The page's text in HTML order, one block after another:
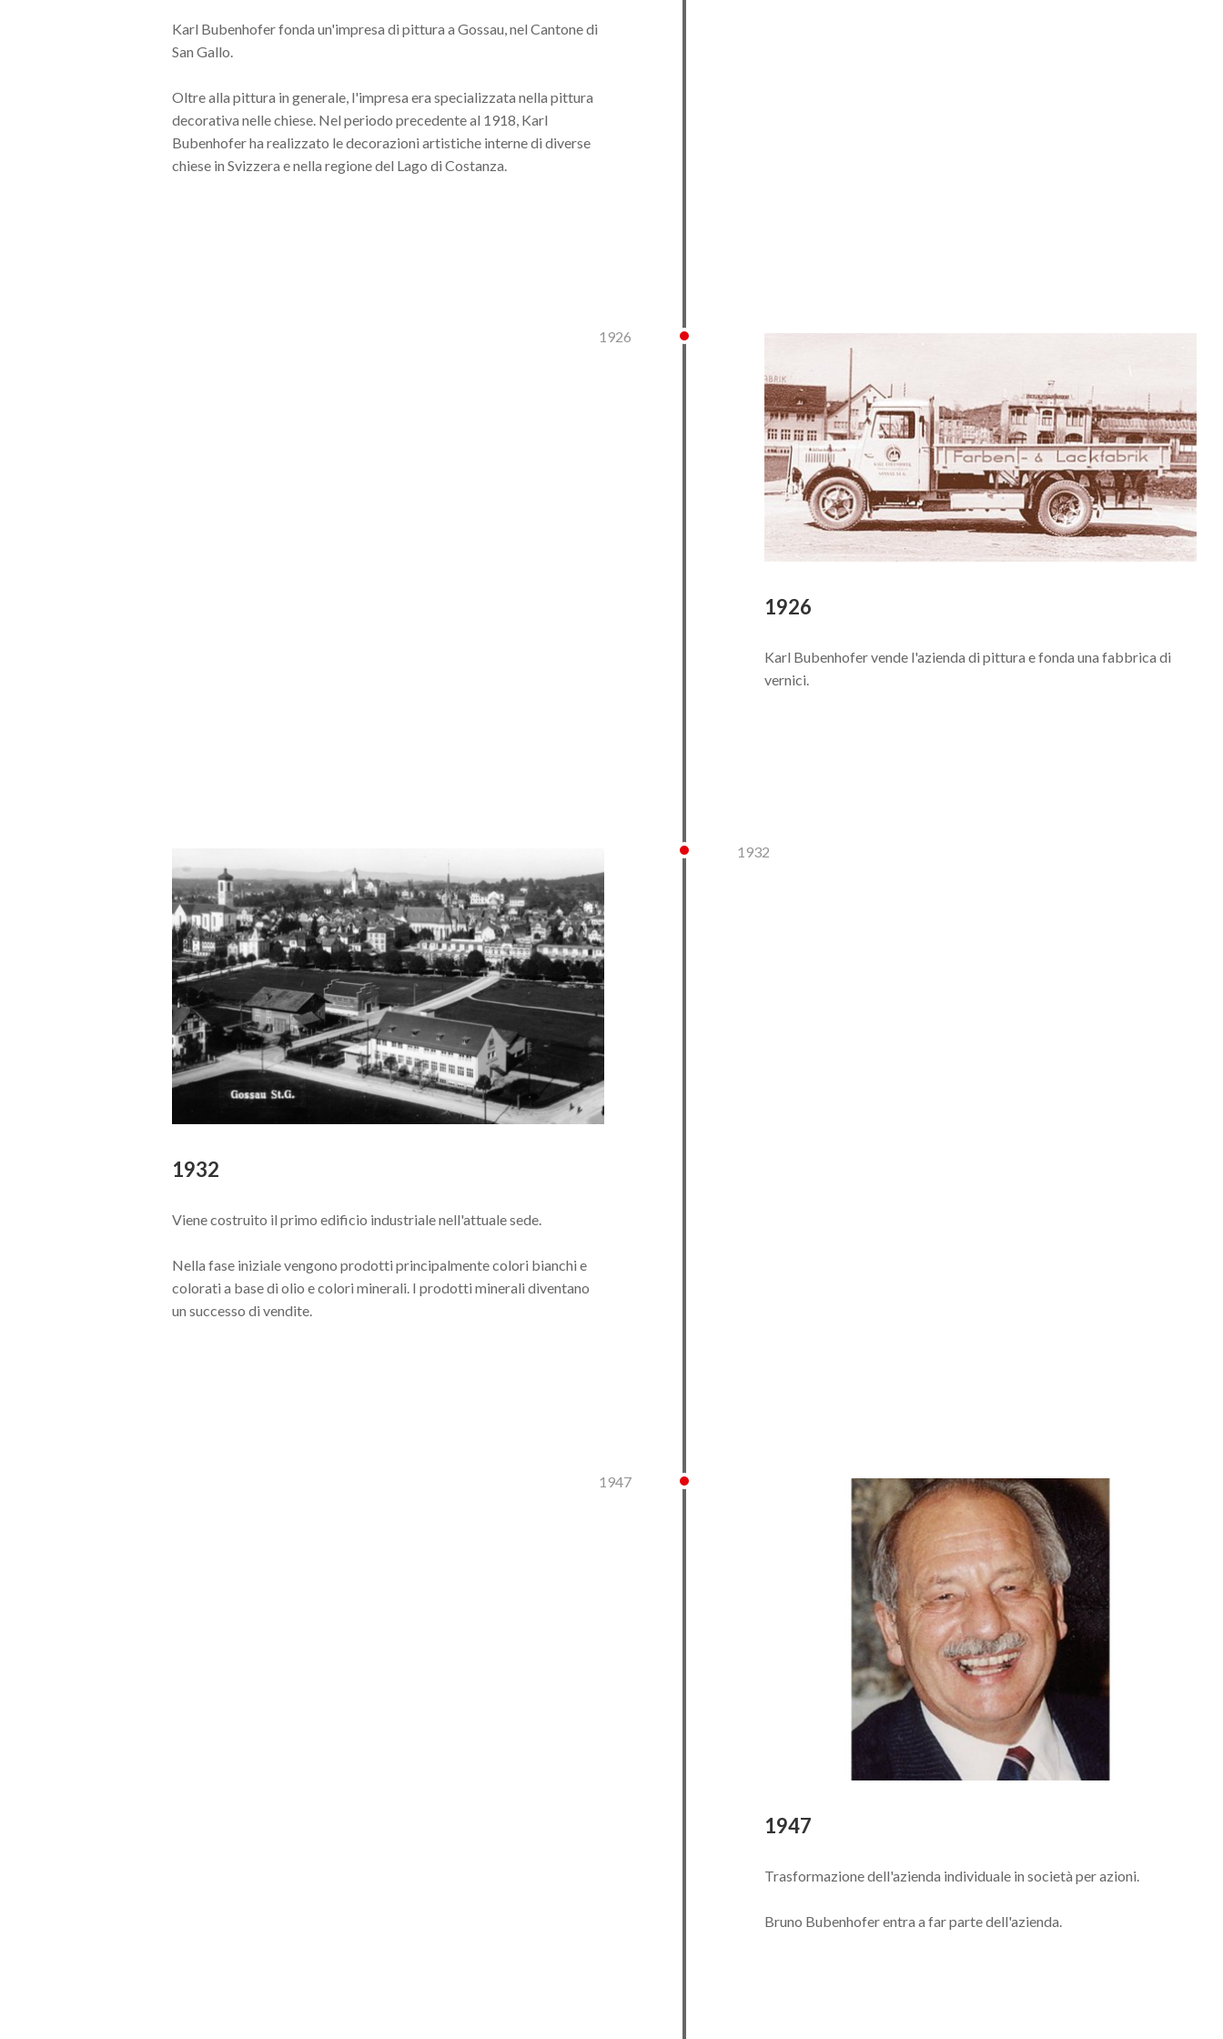
Karl Bubenhofer fonda un'impresa di pittura a Gossau, nel Cantone di
San Gallo.
Oltre alla pittura in generale, l'impresa era specializzata nella pittura
decorativa nelle chiese. Nel periodo precedente al 1918, Karl
Bubenhofer ha realizzato le decorazioni artistiche interne di diverse
chiese in Svizzera e nella regione del Lago di Costanza.
1926
Karl Bubenhofer vende l'azienda di pittura e fonda una fabbrica di
vernici.
1926
1932
Viene costruito il primo edificio industriale nell'attuale sede.
Nella fase iniziale vengono prodotti principalmente colori bianchi e
colorati a base di olio e colori minerali. I prodotti minerali diventano
un successo di vendite.
1932
1947
Trasformazione dell'azienda individuale in società per azioni.
Bruno Bubenhofer entra a far parte dell'azienda.
1947